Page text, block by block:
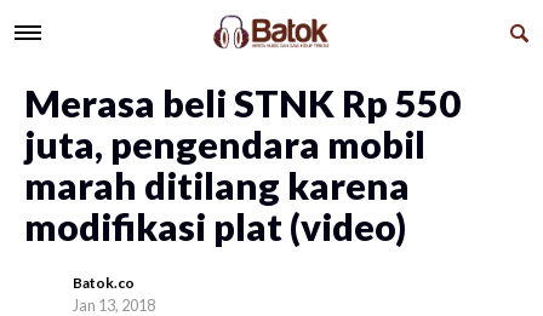
Merasa beli STNK Rp 550
juta, pengendara mobil
marah ditilang karena
modifikasi plat (video)
Batok.co
Jan 13, 2018